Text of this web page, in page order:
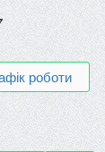
роботи